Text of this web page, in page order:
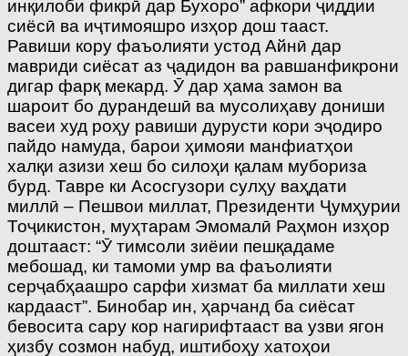
инқилоби фикрӣ дар Бухоро” афкори ҷиддии
сиёсӣ ва иҷтимояшро изҳор дош тааст.
Равиши кору фаъолияти устод Айнӣ дар
мавриди сиёсат аз ҷадидон ва равшанфикрони
дигар фарқ мекард. Ӯ дар ҳама замон ва
шароит бо дурандешӣ ва мусолиҳаву дониши
васеи худ роҳу равиши дурусти кори эҷодиро
пайдо намуда, барои ҳимояи манфиатҳои
халқи азизи хеш бо силоҳи қалам мубориза
бурд. Тавре ки Асосгузори сулҳу ваҳдати
миллӣ – Пешвои миллат, Президенти Ҷумҳурии
Тоҷикистон, муҳтарам Эмомалӣ Раҳмон изҳор
доштааст: “Ӯ тимсоли зиёии пешқадаме
мебошад, ки тамоми умр ва фаъолияти
серҷабҳаашро сарфи хизмат ба миллати хеш
кардааст”. Бинобар ин, ҳарчанд ба сиёсат
бевосита сару кор нагирифтааст ва узви ягон
ҳизбу созмон набуд, иштибоҳу хатоҳои